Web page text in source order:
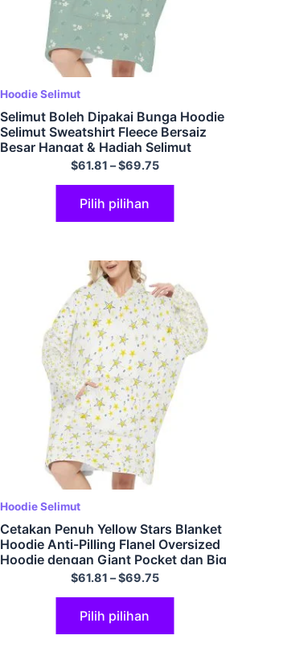
Hoodie Selimut
Selimut Boleh Dipakai Bunga Hoodie
Selimut Sweatshirt Fleece Bersaiz
Besar Hangat & Hadiah Selimut
Bertudung Kelabu Selesa untuk
$61.81 –$69.75
Pilih pilihan
Hoodie Selimut
Cetakan Penuh Yellow Stars Blanket
Hoodie Anti-Pilling Flanel Oversized
Hoodie dengan Giant Pocket dan Big
$61.81 –$69.75
Pilih pilihan